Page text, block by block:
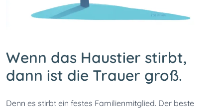
Wenn das Haustier stirbt,
dann ist die Trauer groß.
Denn es stirbt ein festes Familienmitglied. Der beste